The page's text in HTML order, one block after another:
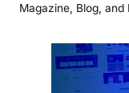
Magazine, Blog, and